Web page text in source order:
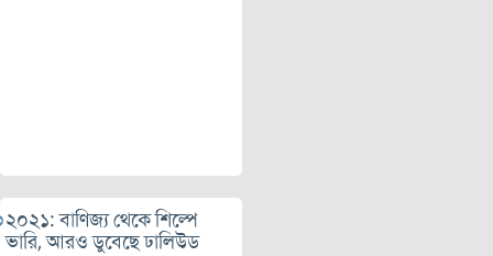
২০২১: বাণিজ্য থেকে শিল্পে
ভারি, আরও ডুবেছে ঢালিউড